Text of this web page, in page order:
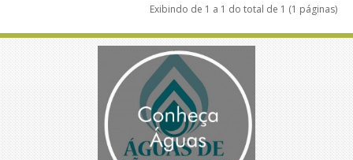
Exibindo de 1 a 1 do total de 1 (1 páginas)